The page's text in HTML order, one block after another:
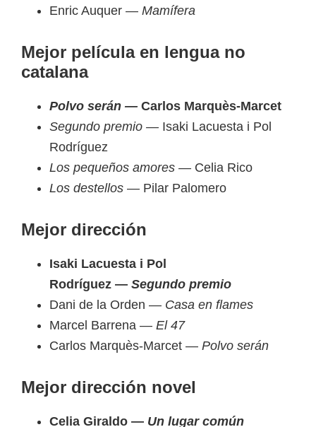
Enric Auquer — Mamífera
Mejor película en lengua no
catalana
Polvo serán — Carlos Marquès-Marcet
Segundo premio — Isaki Lacuesta i Pol
Rodríguez
Los pequeños amores — Celia Rico
Los destellos — Pilar Palomero
Mejor dirección
Isaki Lacuesta i Pol
Rodríguez — Segundo premio
Dani de la Orden — Casa en flames
Marcel Barrena — El 47
Carlos Marquès-Marcet — Polvo serán
Mejor dirección novel
Celia Giraldo — Un lugar común